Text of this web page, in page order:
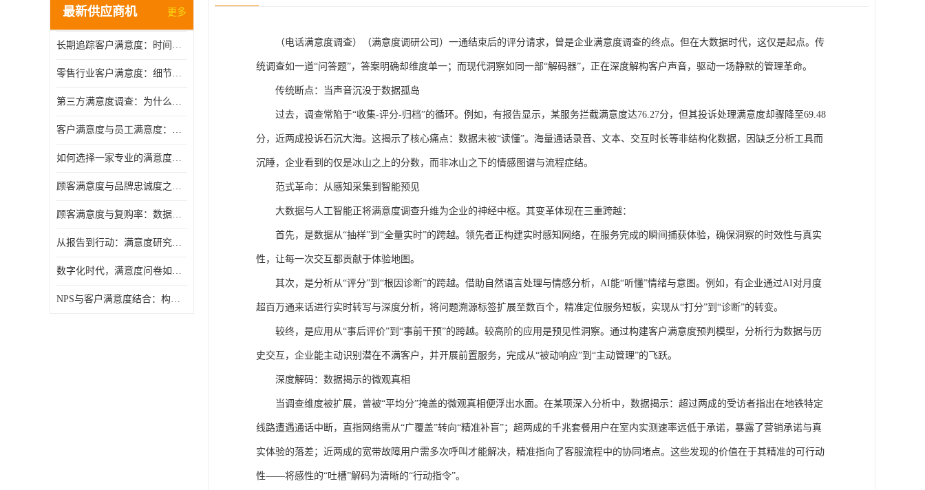
最新供应商机 更多
长期追踪客户满意度：时间维度上的管理智慧
零售行业客户满意度：细节决定复购率
第三方满意度调查：为什么企业需要"外脑"视角
客户满意度与员工满意度：一枚硬币的两面
如何选择一家专业的满意度调研公司
顾客满意度与品牌忠诚度之间，隔着一层"体验管理"
顾客满意度与复购率：数据背后的商业逻辑
从报告到行动：满意度研究的落地之道
数字化时代，满意度问卷如何与时俱进
NPS与客户满意度结合：构建更完整的忠诚度调查预测模型
（电话满意度调查）（满意度调研公司 ）一通结束后的评分请求，曾是企业满意度调查的终点。但在大数据时代，这仅是起点。传
统调查如一道“问答题”，答案明确却维度单一；而现代洞察如同一部“解码器”，正在深度解构客户声音，驱动一场静默的管理革命。
传统断点：当声音沉没于数据孤岛
过去，调查常陷于“收集-评分-归档”的循环。例如，有报告显示，某服务拦截满意度达76.27分，但其投诉处理满意度却骤降至69.48
分，近两成投诉石沉大海。这揭示了核心痛点：数据未被“读懂”。海量通话录音、文本、交互时长等非结构化数据，因缺乏分析工具而
沉睡，企业看到的仅是冰山之上的分数，而非冰山之下的情感图谱与流程症结。
范式革命：从感知采集到智能预见
大数据与人工智能正将满意度调查升维为企业的神经中枢。其变革体现在三重跨越：
首先，是数据从“抽样”到“全量实时”的跨越。领先者正构建实时感知网络，在服务完成的瞬间捕获体验，确保洞察的时效性与真实
性，让每一次交互都贡献于体验地图。
其次，是分析从“评分”到“根因诊断”的跨越。借助自然语言处理与情感分析，AI能“听懂”情绪与意图。例如，有企业通过AI对月度
超百万通来话进行实时转写与深度分析，将问题溯源标签扩展至数百个，精准定位服务短板，实现从“打分”到“诊断”的转变。
较终，是应用从“事后评价”到“事前干预”的跨越。较高阶的应用是预见性洞察。通过构建客户满意度预判模型，分析行为数据与历
史交互，企业能主动识别潜在不满客户，并开展前置服务，完成从“被动响应”到“主动管理”的飞跃。
深度解码：数据揭示的微观真相
当调查维度被扩展，曾被“平均分”掩盖的微观真相便浮出水面。在某项深入分析中，数据揭示：超过两成的受访者指出在地铁特定
线路遭遇通话中断，直指网络需从“广覆盖”转向“精准补盲”；超两成的千兆套餐用户在室内实测速率远低于承诺，暴露了营销承诺与真
实体验的落差；近两成的宽带故障用户需多次呼叫才能解决，精准指向了客服流程中的协同堵点。这些发现的价值在于其精准的可行动
性——将感性的“吐槽”解码为清晰的“行动指令”。